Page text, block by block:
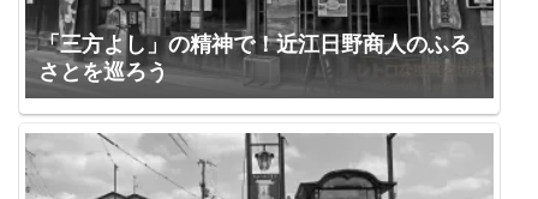
「三方よし」の精神で！近江日野商人のふる
さとを巡ろう